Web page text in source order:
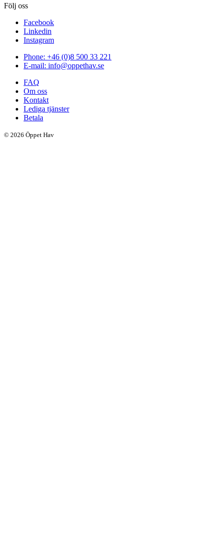
Följ oss
Facebook
Linkedin
Instagram
Phone: +46 (0)8 500 33 221
E-mail: info@oppethav.se
FAQ
Om oss
Kontakt
Lediga tjänster
Betala
© 2026 Öppet Hav